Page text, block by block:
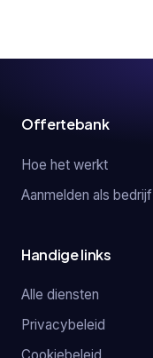
Offertebank
Hoe het werkt
Aanmelden als bedrijf
Handige links
Alle diensten
Privacybeleid
Cookiebeleid